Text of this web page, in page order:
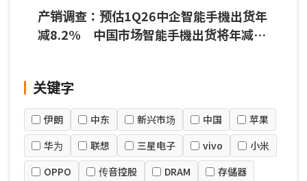
产销调查：预估1Q26中企智能手機出货年
减8.2% 中国市场智能手機出货将年减
关键字
伊朗 中东 新兴市场 中国
苹果
华为
联想 三星电子 vivo
小米
OPPO
传音控股 DRAM 存儲器